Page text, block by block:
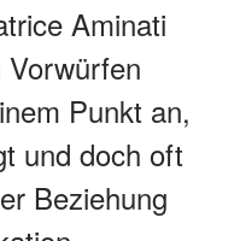
Aminati
Punkt an,
und doch oft
Beziehung